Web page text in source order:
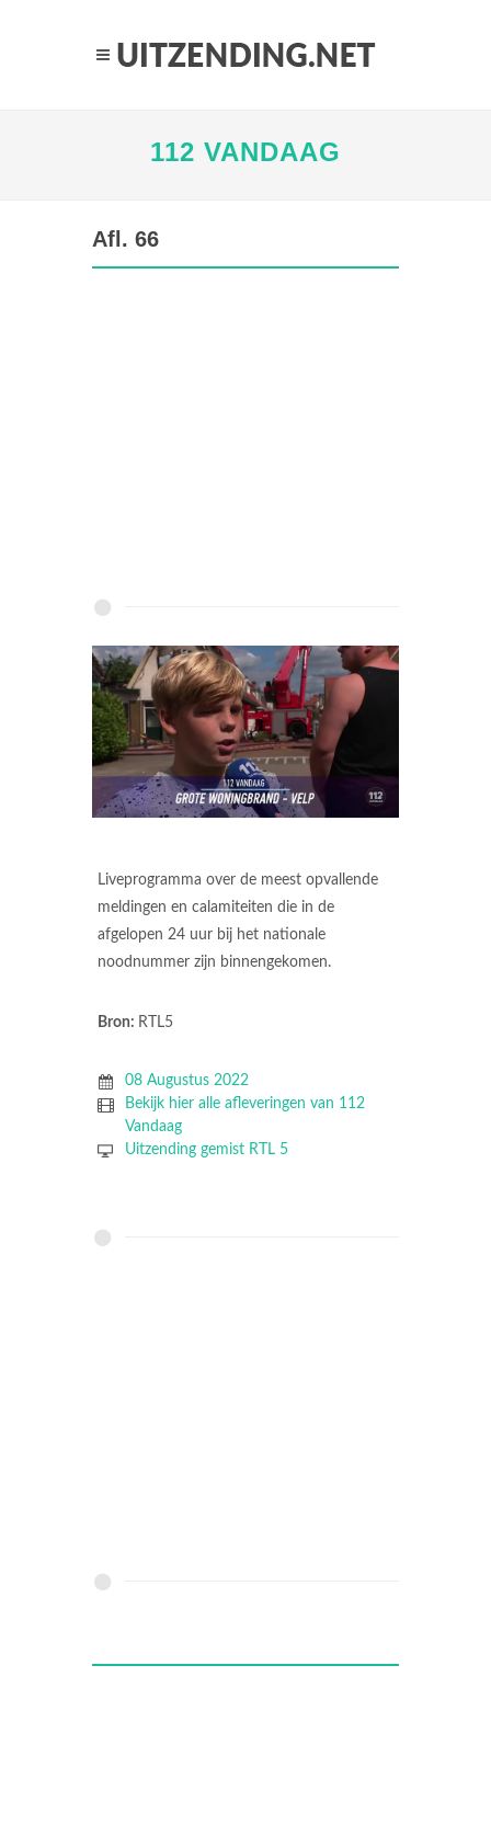
112 VANDAAG
Afl. 66
Liveprogramma over de meest opvallende
meldingen en calamiteiten die in de
afgelopen 24 uur bij het nationale
noodnummer zijn binnengekomen.
Bron: RTL5
08 Augustus 2022
Bekijk hier alle afleveringen van 112
Vandaag
Uitzending gemist RTL 5